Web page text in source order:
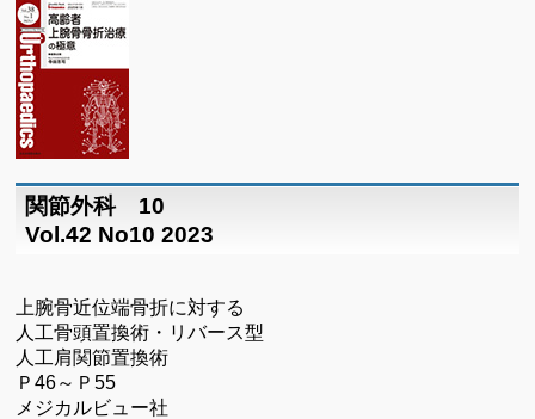
関節外科 10
Vol.42 No10 2023
上腕骨近位端骨折に対する
人工骨頭置換術・リバース型
人工肩関節置換術
Ｐ46～Ｐ55
メジカルビュー社